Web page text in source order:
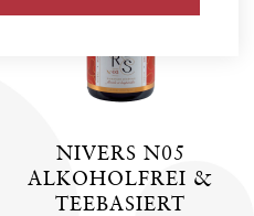
NIVERS N05
ALKOHOLFREI &
TEEBASIERT